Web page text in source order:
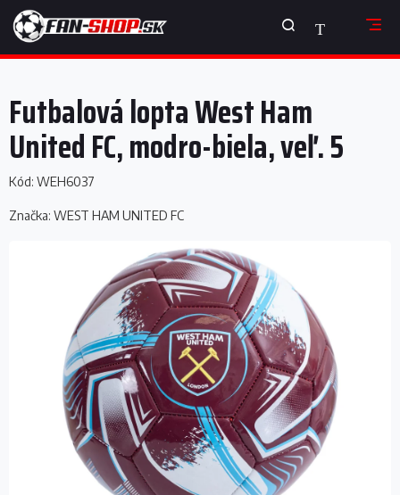
Prejsť
obsah
NÁKUPNÝ
KOŠÍK
Futbalová lopta West Ham
United FC, modro-biela, veľ. 5
Kód: WEH6037
Značka: WEST HAM UNITED FC